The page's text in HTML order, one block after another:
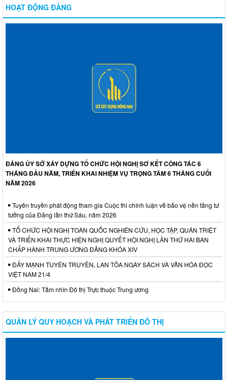
HOẠT ĐỘNG ĐẢNG
ĐẢNG ỦY SỞ XÂY DỰNG TỔ CHỨC HỘI NGHỊ SƠ KẾT CÔNG TÁC 6
THÁNG ĐẦU NĂM, TRIỂN KHAI NHIỆM VỤ TRỌNG TÂM 6 THÁNG CUỐI
NĂM 2026
Tuyên truyền phát động tham gia Cuộc thi chính luận về bảo vệ nền tảng tư
tưởng của Đảng lần thứ Sáu, năm 2026
TỔ CHỨC HỘI NGHỊ TOÀN QUỐC NGHIÊN CỨU, HỌC TẬP, QUÁN TRIỆT
VÀ TRIỂN KHAI THỰC HIỆN NGHỊ QUYẾT HỘI NGHỊ LẦN THỨ HAI BAN
CHẤP HÀNH TRUNG ƯƠNG ĐẢNG KHÓA XIV
ĐẨY MẠNH TUYÊN TRUYỀN, LAN TỎA NGÀY SÁCH VÀ VĂN HÓA ĐỌC
VIỆT NAM 21/4
Đồng Nai: Tầm nhìn Đô thị Trực thuộc Trung ương
QUẢN LÝ QUY HOẠCH VÀ PHÁT TRIỂN ĐÔ THỊ